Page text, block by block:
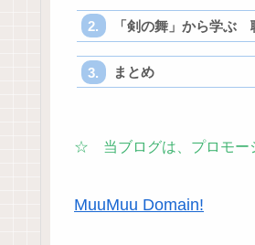
「剣の舞」から学ぶ
まとめ
☆ 当ブログは、プロモー
MuuMuu Domain!